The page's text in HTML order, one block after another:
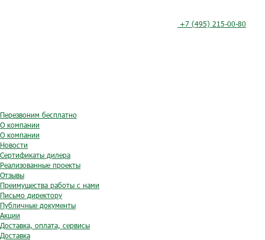
+7 (495) 215-00-80
Перезвоним бесплатно
О компании
О компании
Новости
Сертификаты дилера
Реализованные проекты
Отзывы
Преимущества работы с нами
Письмо директору
Публичные документы
Акции
Доставка, оплата, сервисы
Доставка